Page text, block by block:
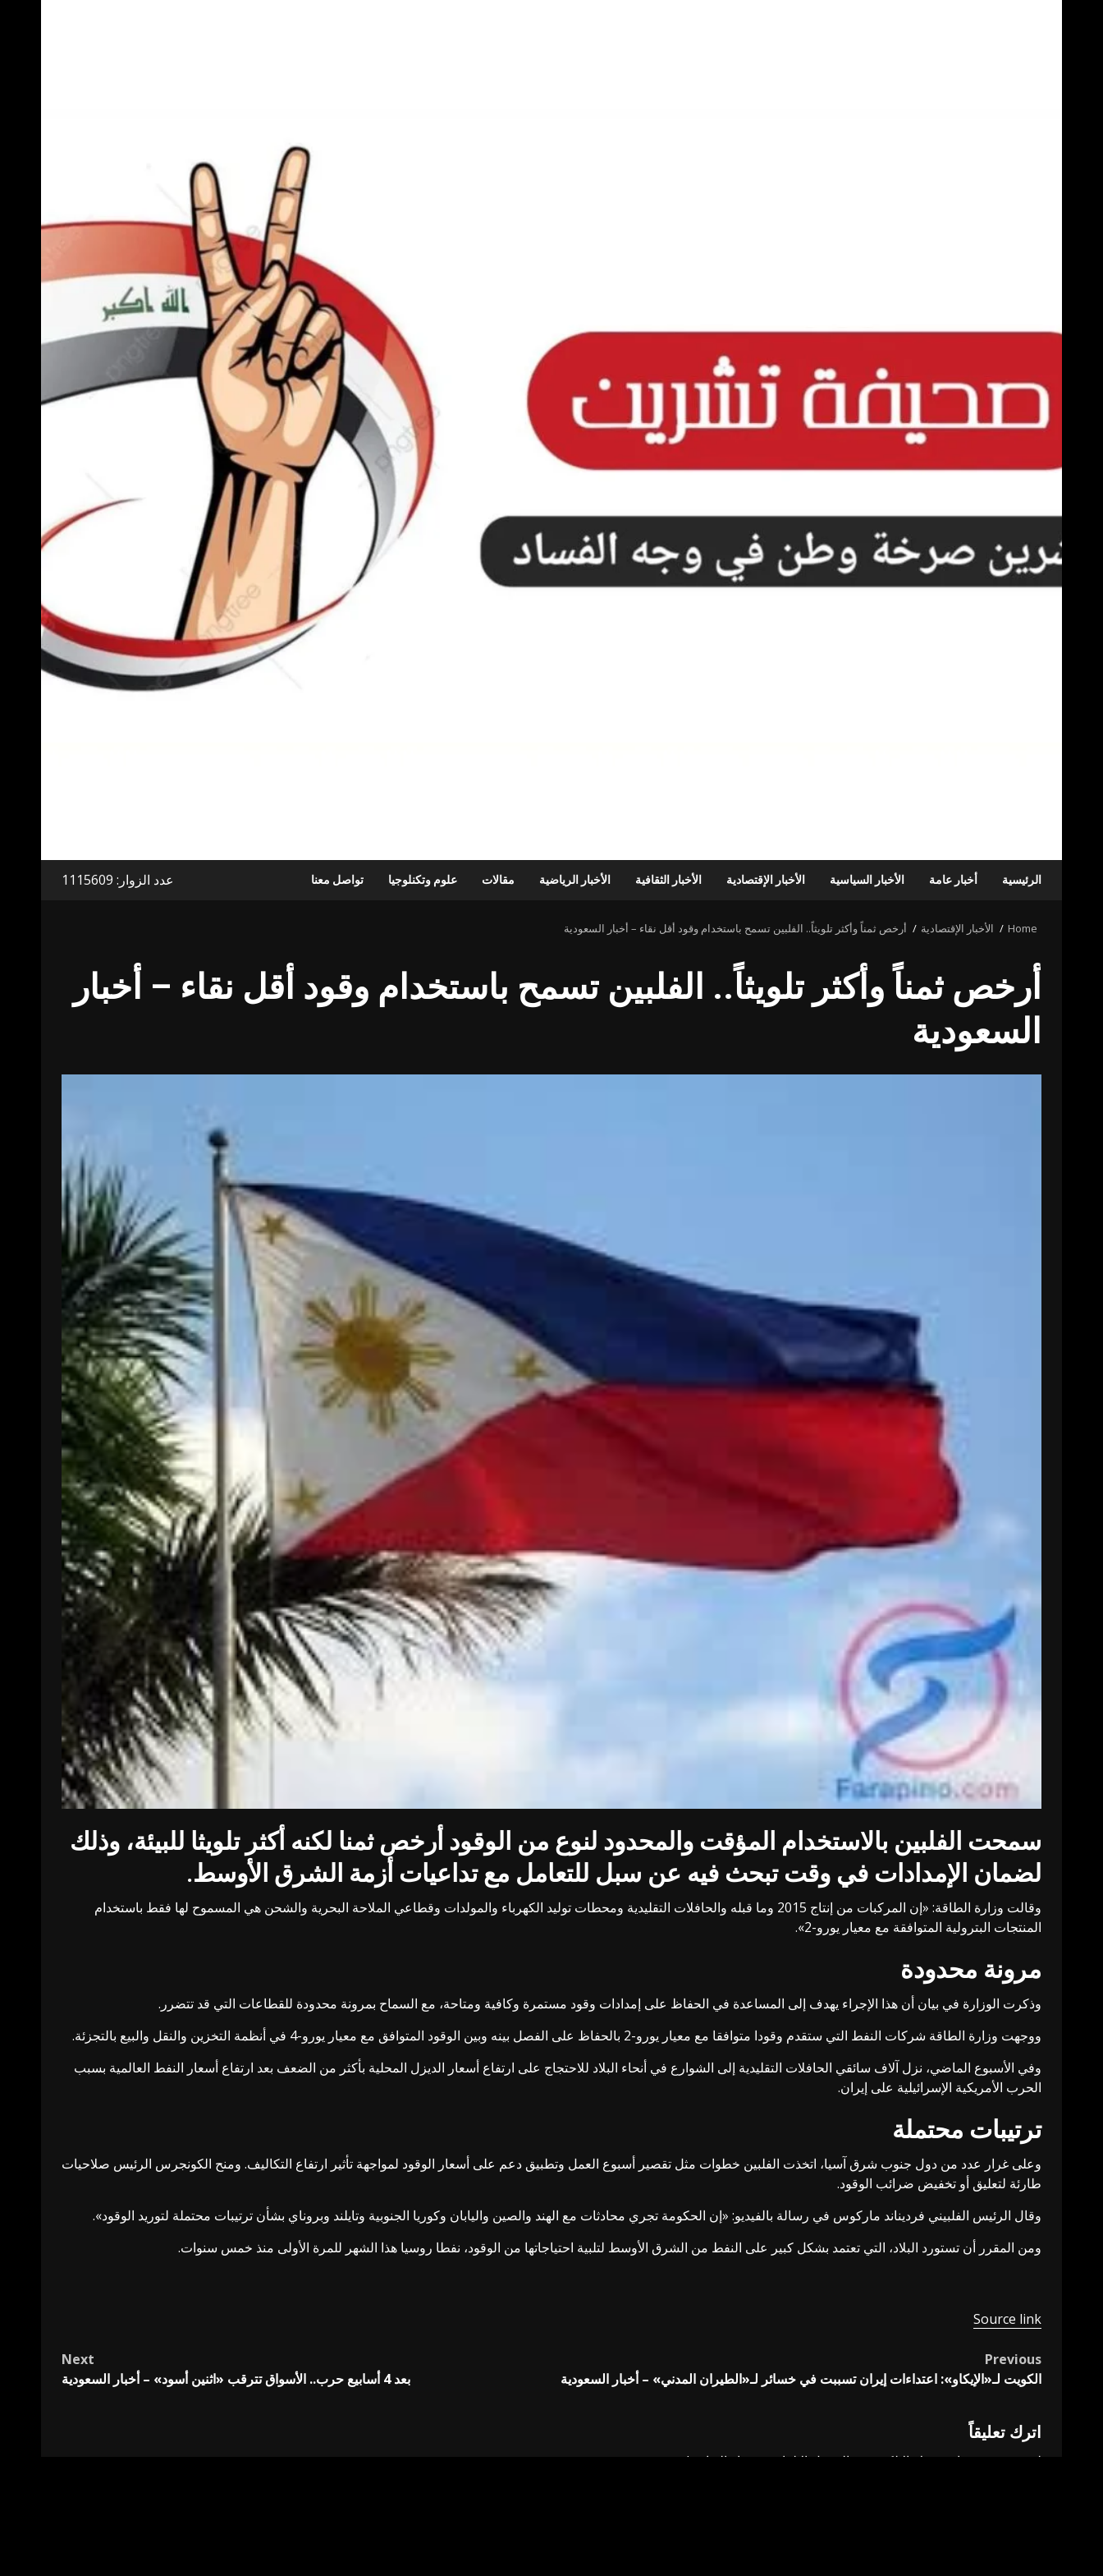
الرئيسية أخبار عامة الأخبار السياسية الأخبار الإقتصادية الأخبار الثقافية الأخبار الرياضية مقالات علوم وتكنلوجيا تواصل معنا عدد الزوار: 1115609
Home الأخبار الإقتصادية أرخص ثمناً وأكثر تلويثاً.. الفلبين تسمح باستخدام وقود أقل نقاء – أخبار السعودية
أرخص ثمناً وأكثر تلويثاً.. الفلبين تسمح باستخدام وقود أقل نقاء – أخبار
السعودية
سمحت ‌الفلبين بالاستخدام المؤقت والمحدود لنوع من الوقود أرخص ثمنا لكنه أكثر تلويثا للبيئة، وذلك
لضمان الإمدادات ​في وقت تبحث فيه عن سبل للتعامل مع تداعيات أزمة الشرق الأوسط.
وقالت وزارة الطاقة: «إن المركبات من إنتاج 2015 وما قبله والحافلات التقليدية ومحطات توليد الكهرباء والمولدات وقطاعي الملاحة البحرية والشحن هي المسموح لها فقط باستخدام
المنتجات البترولية المتوافقة مع ‌معيار يورو-2».
مرونة محدودة
وذكرت ‌الوزارة في بيان أن هذا ​الإجراء ‌يهدف إلى ⁠المساعدة ​في الحفاظ على ⁠إمدادات وقود مستمرة وكافية ومتاحة، مع السماح بمرونة محدودة للقطاعات التي قد تتضرر.
ووجهت وزارة الطاقة شركات النفط التي ستقدم وقودا متوافقا مع معيار يورو-2 بالحفاظ على الفصل بينه وبين الوقود المتوافق مع معيار يورو-4 ⁠في أنظمة التخزين والنقل والبيع ‌بالتجزئة.
وفي الأسبوع الماضي، ‌نزل آلاف سائقي الحافلات ​التقليدية إلى الشوارع في ‌أنحاء البلاد للاحتجاج على ارتفاع أسعار ‌الديزل المحلية بأكثر من الضعف بعد ارتفاع أسعار النفط العالمية بسبب
الحرب الأمريكية الإسرائيلية على إيران.
ترتيبات محتملة
وعلى غرار عدد من دول جنوب شرق آسيا، ‌اتخذت الفلبين خطوات مثل تقصير أسبوع العمل وتطبيق دعم على أسعار الوقود ⁠لمواجهة ⁠تأثير ارتفاع التكاليف. ومنح الكونجرس الرئيس صلاحيات
طارئة لتعليق أو تخفيض ضرائب الوقود.
وقال الرئيس الفلبيني فرديناند ماركوس في رسالة بالفيديو: «إن الحكومة تجري محادثات مع الهند والصين واليابان وكوريا الجنوبية وتايلند وبروناي بشأن ترتيبات محتملة لتوريد الوقود».
ومن المقرر أن تستورد البلاد، التي تعتمد بشكل كبير على النفط من الشرق الأوسط لتلبية ​احتياجاتها من الوقود، ​نفطا روسيا هذا الشهر للمرة الأولى منذ خمس سنوات.
Source link
Post
navigation
Previous
الكويت لـ«الإيكاو»: اعتداءات إيران تسببت في خسائر لـ«الطيران المدني» – أخبار السعودية
Next
بعد 4 أسابيع حرب.. الأسواق تترقب «اثنين أسود» – أخبار السعودية
اترك تعليقاً
لن يتم نشر عنوان بريدك الإلكتروني. الحقول الإلزامية مشار إليها بـ
*